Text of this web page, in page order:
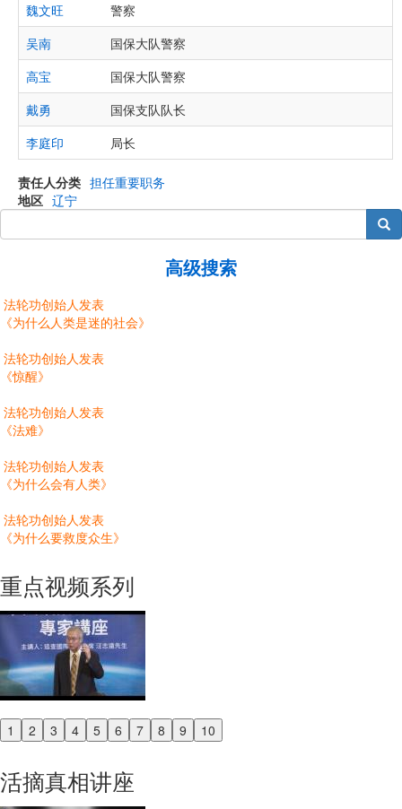
魏文旺
警察
吴南
国保大队警察
高宝
国保大队警察
戴勇
国保支队队长
李庭印
局长
责任人分类 担任重要职务
地区 辽宁
搜索
高级搜索
法轮功创始人发表
《为什么人类是迷的社会》
法轮功创始人发表
《惊醒》
法轮功创始人发表
《法难》
法轮功创始人发表
《为什么会有人类》
法轮功创始人发表
《为什么要救度众生》
重点视频系列
1 2 3 4 5 6 7 8 9 10
Previous
活摘真相讲座